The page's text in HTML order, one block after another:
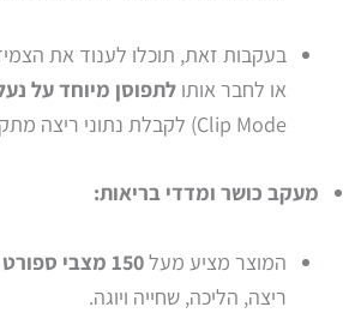
בעקבות זאת, תוכלו לענוד את
או לחבר אותו לתפוסן מיוחד על
Clip Mode) לקבלת נתוני ריצה מתקדמים.
מעקב כושר ומדדי בריאות:
המוצר מציע מעל150 מצבי ספורט ואימון
ריצה, הליכה, שחייה ויוגה.